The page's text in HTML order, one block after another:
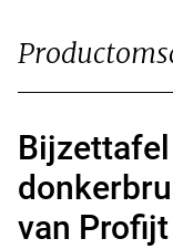
van Profijt